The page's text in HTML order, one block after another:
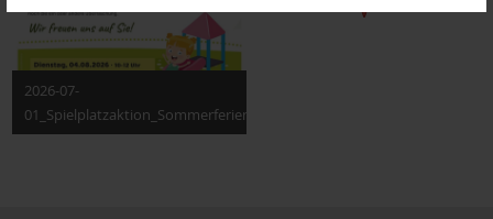
2026-07-
01_Spielplatzaktion_Sommerferien_Poster.jpg